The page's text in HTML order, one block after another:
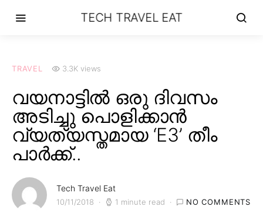
TECH TRAVEL EAT
TRAVEL 3.3K views
വയനാട്ടിൽ ഒരു ദിവസം
അടിച്ചു പൊളിക്കാൻ
വ്യത്യസ്തമായ ‘E3’ തീം
പാർക്ക്..
Tech Travel Eat
10/11/2018 1 minute read NO COMMENTS